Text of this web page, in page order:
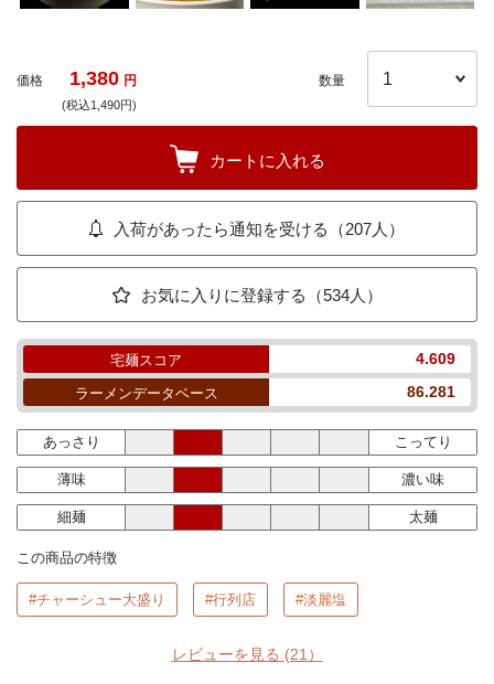
価格 1,380 円
(税込1,490円)
数量
カートに入れる
入荷があったら通知を受ける（207人）
お気に入りに登録する（534人）
宅麺スコア 4.609
ラーメンデータベース 86.281
あっさり こってり
薄味 濃い味
細麺 太麺
この商品の特徴
#チャーシュー大盛り #行列店 #淡麗塩
レビューを見る (21）